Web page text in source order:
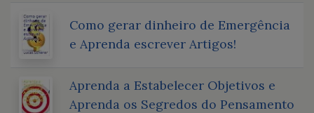
Como gerar dinheiro de Emergência
e Aprenda escrever Artigos!
Aprenda a Estabelecer Objetivos e
Aprenda os Segredos do Pensamento